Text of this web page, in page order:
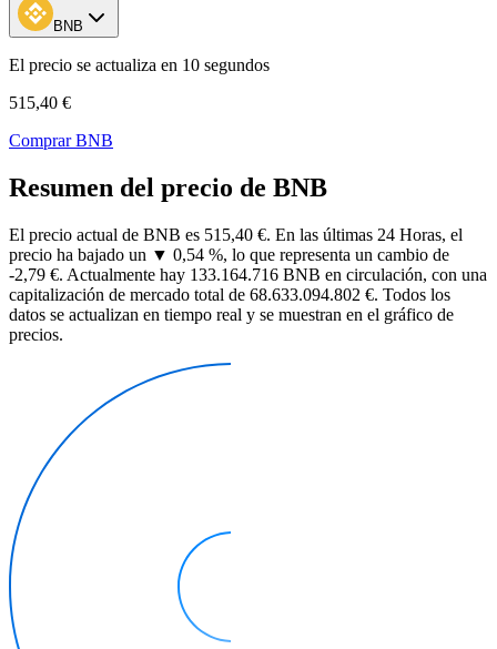
BNB
El precio se actualiza en 10 segundos
515,40 €
Comprar BNB
Resumen del precio de BNB
El precio actual de BNB es 515,40 €. En las últimas 24 Horas, el
precio ha bajado un ▼ 0,54 %, lo que representa un cambio de
-2,79 €. Actualmente hay 133.164.716 BNB en circulación, con una
capitalización de mercado total de 68.633.094.802 €. Todos los
datos se actualizan en tiempo real y se muestran en el gráfico de
precios.